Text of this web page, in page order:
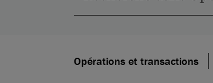
Opérations et transactions